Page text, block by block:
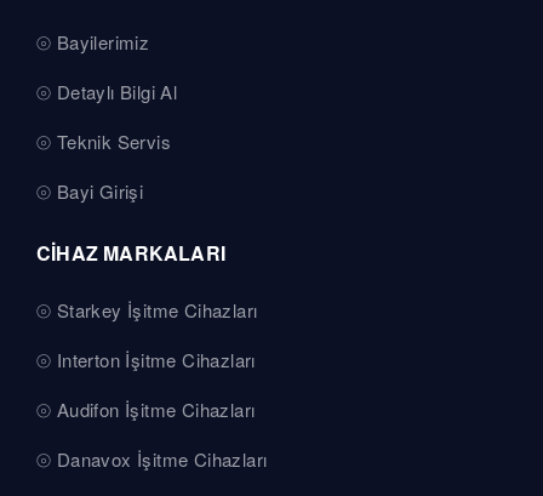
Bayilerimiz
Detaylı Bilgi Al
Teknik Servis
Bayi Girişi
CİHAZ MARKALARI
Starkey İşitme Cihazları
Interton İşitme Cihazları
Audifon İşitme Cihazları
Danavox İşitme Cihazları